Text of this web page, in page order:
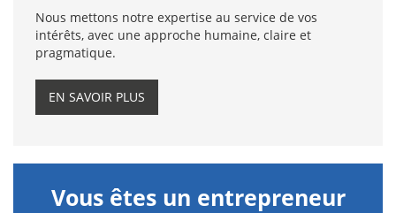
Nous mettons notre expertise au service de vos
intérêts, avec une approche humaine, claire et
pragmatique.
EN SAVOIR PLUS
Vous êtes un entrepreneur